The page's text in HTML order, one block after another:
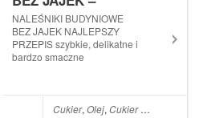
NAJLEPSZY PRZEPIS
NALEŚNIKI BUDYNIOWE
BEZ JAJEK NAJLEPSZY
PRZEPIS szybkie, delikatne i
bardzo smaczne
Cukier,Olej,Cukier puder